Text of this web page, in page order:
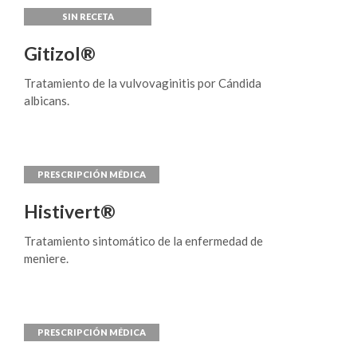
Gitizol®
Tratamiento de la vulvovaginitis por Cándida
albicans.
Histivert®
Tratamiento sintomático de la enfermedad de
meniere.